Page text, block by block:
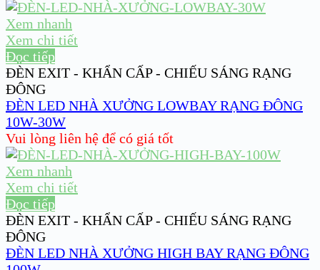
Xem nhanh
Xem chi tiết
Đọc tiếp
ĐÈN EXIT - KHẨN CẤP - CHIẾU SÁNG RẠNG
ĐÔNG
ĐÈN LED NHÀ XƯỞNG LOWBAY RẠNG ĐÔNG
10W-30W
Vui lòng liên hệ để có giá tốt
Xem nhanh
Xem chi tiết
Đọc tiếp
ĐÈN EXIT - KHẨN CẤP - CHIẾU SÁNG RẠNG
ĐÔNG
ĐÈN LED NHÀ XƯỞNG HIGH BAY RẠNG ĐÔNG